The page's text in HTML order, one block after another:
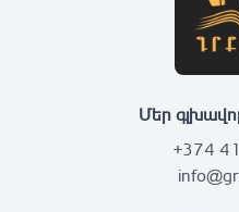
Մեր
+374